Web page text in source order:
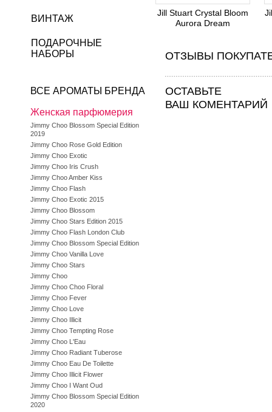
Jill Stuart Crystal Bloom
Aurora Dream
ОТЗЫВЫ
ОСТАВЬТЕ
ВАШ КОМЕНТАРИЙ
ВИНТАЖ
ПОДАРОЧНЫЕ
НАБОРЫ
ВСЕ АРОМАТЫ БРЕНДА
Женская парфюмерия
Jimmy Choo Blossom Special Edition
2019
Jimmy Choo Rose Gold Edition
Jimmy Choo Exotic
Jimmy Choo Iris Crush
Jimmy Choo Amber Kiss
Jimmy Choo Flash
Jimmy Choo Exotic 2015
Jimmy Choo Blossom
Jimmy Choo Stars Edition 2015
Jimmy Choo Flash London Club
Jimmy Choo Blossom Special Edition
Jimmy Choo Vanilla Love
Jimmy Choo Stars
Jimmy Choo
Jimmy Choo Choo Floral
Jimmy Choo Fever
Jimmy Choo Love
Jimmy Choo Illicit
Jimmy Choo Tempting Rose
Jimmy Choo L'Eau
Jimmy Choo Radiant Tuberose
Jimmy Choo Eau De Toilette
Jimmy Choo Illicit Flower
Jimmy Choo I Want Oud
Jimmy Choo Blossom Special Edition
2020